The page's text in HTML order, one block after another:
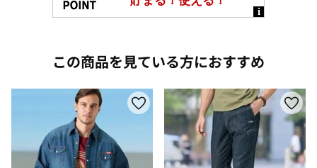
この商品を見ている方におすすめ